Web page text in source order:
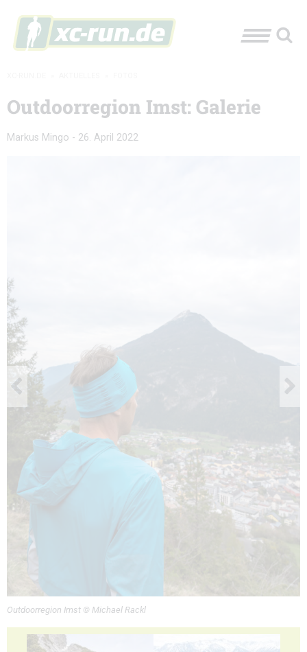
Outdoorregion Imst: Galerie
Markus Mingo - 26. April 2022
Outdoorregion Imst © Michael Rackl